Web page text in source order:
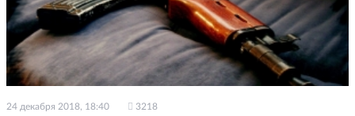
24 декабря 2018, 18:40 3218